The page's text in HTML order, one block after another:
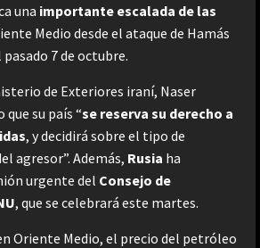
una importante escalada de las
Medio desde el ataque de Hamás
7 de octubre.
de Exteriores iraní, Naser
que su país “se reserva su derecho a
, y decidirá sobre el tipo de
agresor”. Además, Rusia ha
urgente del Consejo de
, que se celebrará este martes.
Oriente Medio, el precio del petróleo